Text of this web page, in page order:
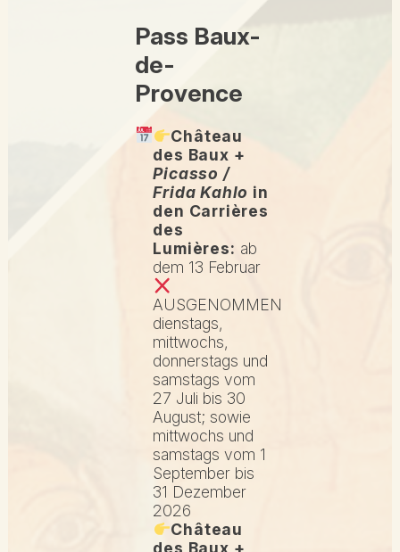
Pass Baux-
de-
Provence
Château
des Baux +
Picasso /
Frida Kahlo in
den Carrières
des
Lumières: ab
dem 13 Februar
AUSGENOMMEN
dienstags,
mittwochs,
donnerstags und
samstags vom
27 Juli bis 30
August; sowie
mittwochs und
samstags vom 1
September bis
31 Dezember
2026
Château
des Baux +